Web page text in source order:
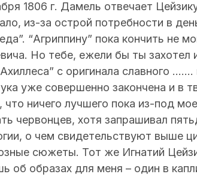
1806 г. Дамель отвечает
из-за острой потребности в
“Агриппину” пока кончить не
Но тебе, ежели бы ты захотел
с оригинала славного
уже совершенно закончена и в
что ничего лучшего пока из-под
червонцев, хотя запрашивал
о чем свидетельствуют выше
сюжеты. Тот же Игнатий
об образах для меня – один в